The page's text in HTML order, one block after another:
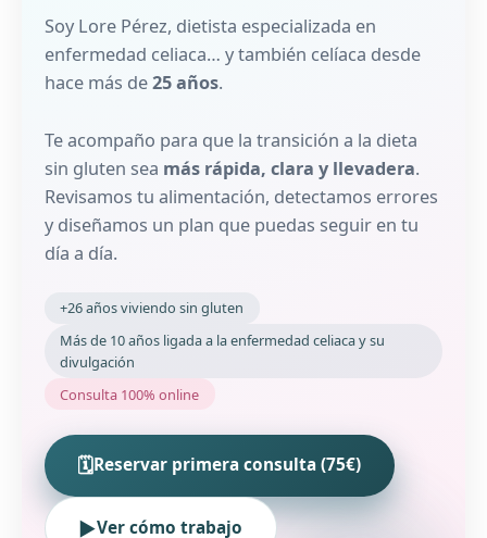
Soy Lore Pérez, dietista especializada en
enfermedad celiaca… y también celíaca desde
hace más de25 años.
Te acompaño para que la transición a la dieta
sin gluten sea más rápida, clara y llevadera.
Revisamos tu alimentación, detectamos errores
y diseñamos un plan que puedas seguir en tu
día a día.
+26 años viviendo sin gluten
Más de 10 años ligada a la enfermedad celiaca y su
divulgación
Consulta 100% online
🗓Reservar primera consulta (75€)
▶️Ver cómo trabajo